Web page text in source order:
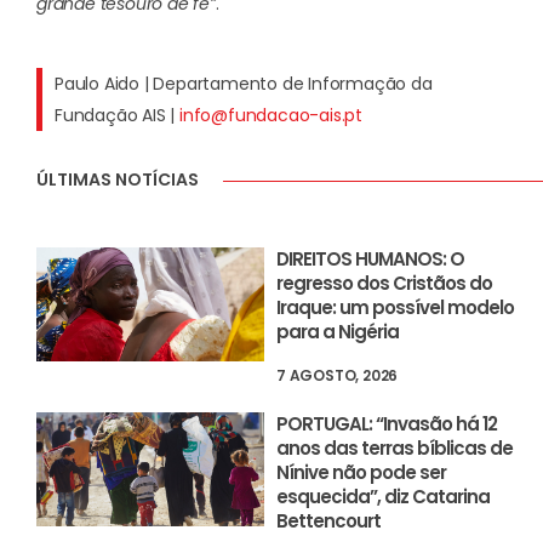
Paulo Aido | Departamento de Informação da
Fundação AIS |info@fundacao-ais.pt
ÚLTIMAS NOTÍCIAS
DIREITOS HUMANOS: O
regresso dos Cristãos do
Iraque: um possível modelo
para a Nigéria
7 AGOSTO, 2026
PORTUGAL: “Invasão há 12
anos das terras bíblicas de
Nínive não pode ser
esquecida”, diz Catarina
Bettencourt